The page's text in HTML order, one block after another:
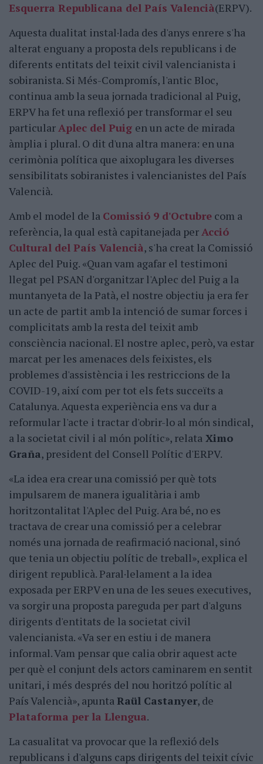
Esquerra Republicana del País Valencià(ERPV).
Aquesta dualitat instal·lada des d'anys enrere s'ha
alterat enguany a proposta dels republicans i de
diferents entitats del teixit civil valencianista i
sobiranista. Si Més-Compromís, l'antic Bloc,
continua amb la seua jornada tradicional al Puig,
ERPV ha fet una reflexió per transformar el seu
particularAplec del Puig en un acte de mirada
àmplia i plural. O dit d'una altra manera: en una
cerimònia política que aixoplugara les diverses
sensibilitats sobiranistes i valencianistes del País
Valencià.
Amb el model de la Comissió 9 d'Octubre com a
referència, la qual està capitanejada perAcció
Cultural del País Valencià, s'ha creat la Comissió
Aplec del Puig. «Quan vam agafar el testimoni
llegat pel PSAN d'organitzar l'Aplec del Puig a la
muntanyeta de la Patà, el nostre objectiu ja era fer
un acte de partit amb la intenció de sumar forces i
complicitats amb la resta del teixit amb
consciència nacional. El nostre aplec, però, va estar
marcat per les amenaces dels feixistes, els
problemes d'assistència i les restriccions de la
COVID-19, així com per tot els fets succeïts a
Catalunya. Aquesta experiència ens va dur a
reformular l'acte i tractar d'obrir-lo al món sindical,
a la societat civil i al món polític», relata Ximo
Graña, president del Consell Polític d'ERPV.
«La idea era crear una comissió per què tots
impulsarem de manera igualitària i amb
horitzontalitat l'Aplec del Puig. Ara bé, no es
tractava de crear una comissió per a celebrar
només una jornada de reafirmació nacional, sinó
que tenia un objectiu polític de treball», explica el
dirigent republicà. Paral·lelament a la idea
exposada per ERPV en una de les seues executives,
va sorgir una proposta pareguda per part d'alguns
dirigents d'entitats de la societat civil
valencianista. «Va ser en estiu i de manera
informal. Vam pensar que calia obrir aquest acte
per què el conjunt dels actors caminarem en sentit
unitari, i més després del nou horitzó polític al
País Valencià», apuntaRaül Castanyer, de
Plataforma per la Llengua.
La casualitat va provocar que la reflexió dels
republicans i d'alguns caps dirigents del teixit cívic